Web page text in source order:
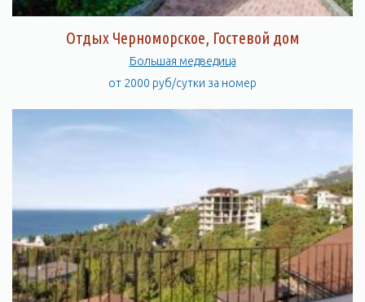
Отдых Черноморское, Гостевой дом
Большая медведица
от 2000 руб/сутки за номер